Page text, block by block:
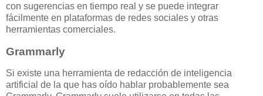
con sugerencias en tiempo real y se puede integrar
fácilmente en plataformas de redes sociales y otras
herramientas comerciales.
Grammarly
Si existe una herramienta de redacción de inteligencia
artificial de la que has oído hablar probablemente sea